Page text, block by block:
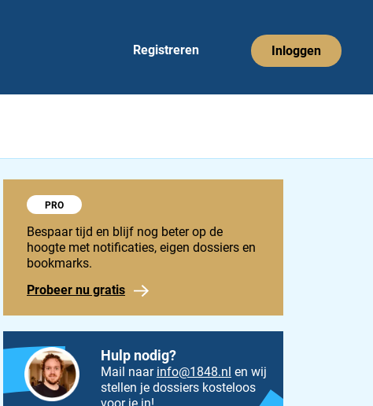
Registreren Inloggen
Probeer 1848 Pro
PRO
Bespaar tijd en blijf nog beter op de
hoogte met notificaties, eigen dossiers en
bookmarks.
Probeer nu gratis
Hulp nodig?
Mail naar info@1848.nl en wij
stellen je dossiers kosteloos